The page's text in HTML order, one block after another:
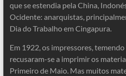
que se estendia pela China,
Ocidente: anarquistas,
Dia do Trabalho em Cingapura.
Em 1922, os impressores,
recusaram-se a imprimir os
Primeiro de Maio. Mas muitos